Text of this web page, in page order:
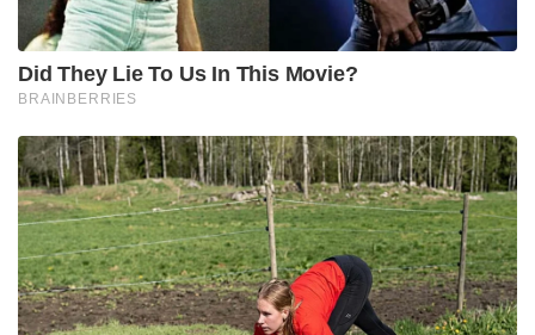
Did They Lie To Us In This Movie?
BRAINBERRIES